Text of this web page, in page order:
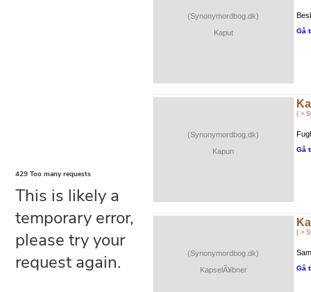
(Synonymordbog.dk)
Kaput
Gå
(Synonymordbog.dk)
Kapun
( >
Gå
(Synonymordbog.dk)
KapselÃ¥bner
( >
Gå